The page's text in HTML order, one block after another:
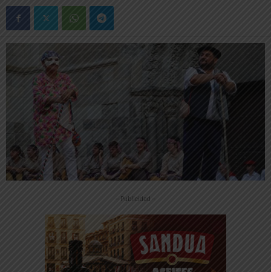
-- Publicidad --